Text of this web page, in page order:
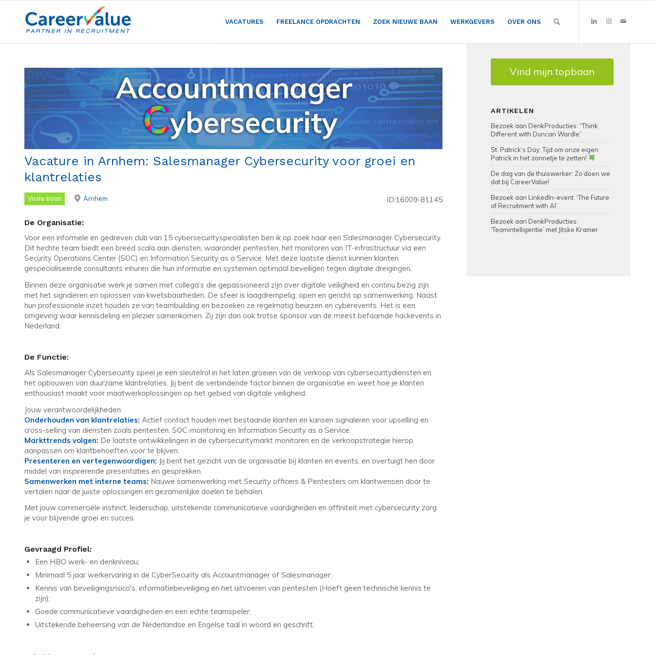
VACATURES FREELANCE OPDRACHTEN ZOEK NIEUWE BAAN WERKGEVERS OVER ONS
Vacature in Arnhem: Salesmanager Cybersecurity voor groei en
klantrelaties
Vaste baan Arnhem ID:16009-81145
De Organisatie:
Voor een informele en gedreven club van 15 cybersecurityspecialisten ben ik op zoek naar een Salesmanager Cybersecurity.
Dit hechte team biedt een breed scala aan diensten, waaronder pentesten, het monitoren van IT-infrastructuur via een
Security Operations Center (SOC) en Information Security as a Service. Met deze laatste dienst kunnen klanten
gespecialiseerde consultants inhuren die hun informatie en systemen optimaal beveiligen tegen digitale dreigingen.
Binnen deze organisatie werk je samen met collega’s die gepassioneerd zijn over digitale veiligheid en continu bezig zijn
met het signaleren en oplossen van kwetsbaarheden. De sfeer is laagdrempelig, open en gericht op samenwerking. Naast
hun professionele inzet houden ze van teambuilding en bezoeken ze regelmatig beurzen en cyberevents. Het is een
omgeving waar kennisdeling en plezier samenkomen. Zij zijn dan ook trotse sponsor van de meest befaamde hackevents in
Nederland.
De Functie:
Als Salesmanager Cybersecurity speel je een sleutelrol in het laten groeien van de verkoop van cybersecuritydiensten en
het opbouwen van duurzame klantrelaties. Jij bent de verbindende factor binnen de organisatie en weet hoe je klanten
enthousiast maakt voor maatwerkoplossingen op het gebied van digitale veiligheid.
Jouw verantwoordelijkheden:
Onderhouden van klantrelaties: Actief contact houden met bestaande klanten en kansen signaleren voor upselling en
cross-selling van diensten zoals pentesten, SOC-monitoring en Information Security as a Service.
Markttrends volgen: De laatste ontwikkelingen in de cybersecuritymarkt monitoren en de verkoopstrategie hierop
aanpassen om klantbehoeften voor te blijven.
Presenteren en vertegenwoordigen: Jij bent het gezicht van de organisatie bij klanten en events, en overtuigt hen door
middel van inspirerende presentaties en gesprekken.
Samenwerken met interne teams: Nauwe samenwerking met Security officers & Pentesters om klantwensen door te
vertalen naar de juiste oplossingen en gezamenlijke doelen te behalen.
Met jouw commerciële instinct, leiderschap, uitstekende communicatieve vaardigheden en affiniteit met cybersecurity zorg
je voor blijvende groei en succes.
Gevraagd Profiel:
Een HBO werk- en denkniveau;
Minimaal 5 jaar werkervaring in de CyberSecurity als Accountmanager of Salesmanager;
Kennis van beveiligingsrisico's, informatiebeveiliging en het uitvoeren van pentesten (Hoeft geen technische kennis te
zijn);
Goede communicatieve vaardigheden en een echte teamspeler;
Uitstekende beheersing van de Nederlandse en Engelse taal in woord en geschrift.
Vind mijn topbaan
ARTIKELEN
Bezoek aan DenkProducties: “Think
Different with Duncan Wardle”
St. Patrick’s Day: Tijd om onze eigen
Patrick in het zonnetje te zetten!
De dag van de thuiswerker: Zo doen we
dat bij CareerValue!
Bezoek aan LinkedIn-event: ‘The Future
of Recruitment with AI’
Bezoek aan DenkProducties:
‘Teamintelligentie’ met Jitske Kramer